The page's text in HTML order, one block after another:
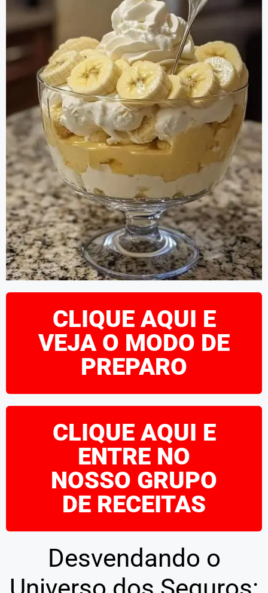
CLIQUE AQUI E
VEJA O MODO DE
PREPARO
CLIQUE AQUI E
ENTRE NO
NOSSO GRUPO
DE RECEITAS
Desvendando o